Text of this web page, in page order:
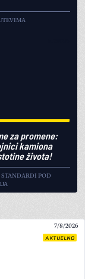
za promene:
kamiona
života!
POD
AKTUELNO
7/8/2026